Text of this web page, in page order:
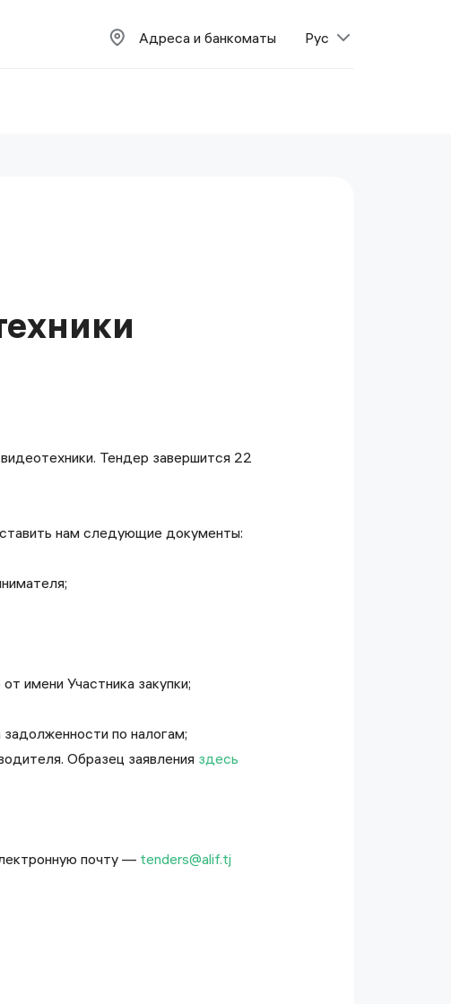
Адреса и банкоматы Рус
Тендер завершится 22
нам следующие документы:
имени Участника закупки;
по налогам;
Образец заявления здесь
почту — tenders@alif.tj